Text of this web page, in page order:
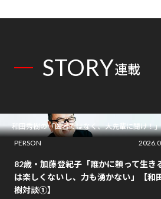
STORY連載
和田秀樹の「医者ではなく、大先輩に聞け！
PERSON
82歳・加藤登紀子「誰かに頼って生き
は楽しくないし、力も湧かない」【和
樹対談①】